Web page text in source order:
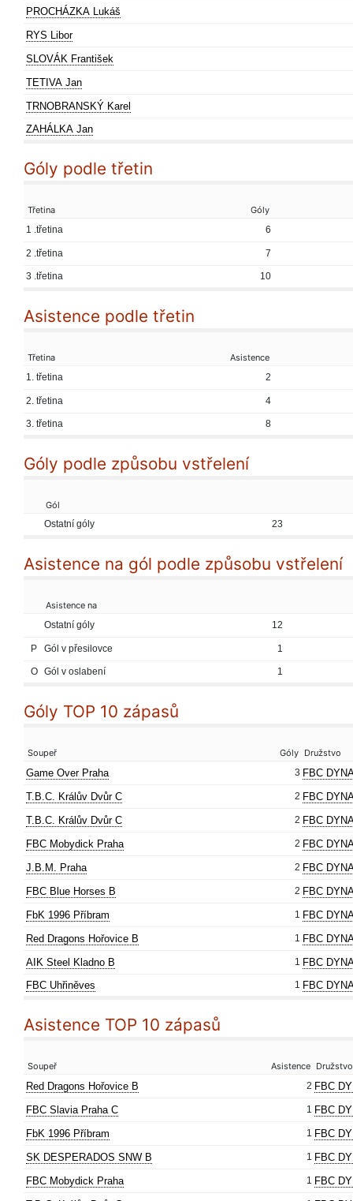
PROCHÁZKA Lukáš
RYS Libor
SLOVÁK František
TETIVA Jan
TRNOBRANSKÝ Karel
ZAHÁLKA Jan
Góly podle třetin
Třetina
Góly
1 .třetina
6
2 .třetina 7
3 .třetina 10
Asistence podle třetin
Třetina
Asistence
1. třetina
2
2. třetina 4
3. třetina 8
Góly podle způsobu vstřelení
Gól
Ostatní góly
23
Asistence na gól podle způsobu vstřelení
Asistence na
Ostatní góly
12
P Gól v přesilovce 1
O Gól v oslabení 1
Góly TOP 10 zápasů
Soupeř Góly Družstvo
Game Over Praha 3 FBC
T.B.C. Králův Dvůr C
2 FBC
T.B.C. Králův Dvůr C
2 FBC
FBC Mobydick Praha
2 FBC
J.B.M. Praha
2 FBC
FBC Blue Horses B
2 FBC
FbK 1996 Příbram
1 FBC
Red Dragons Hořovice B
1 FBC
AIK Steel Kladno B
1 FBC
FBC Uhřiněves
1 FBC
Asistence TOP 10 zápasů
Soupeř Asistence Družstvo
Red Dragons Hořovice B 2 FBC
FBC Slavia Praha C
1 FBC
FbK 1996 Příbram
1 FBC
SK DESPERADOS SNW B
1 FBC
FBC Mobydick Praha
1 FBC